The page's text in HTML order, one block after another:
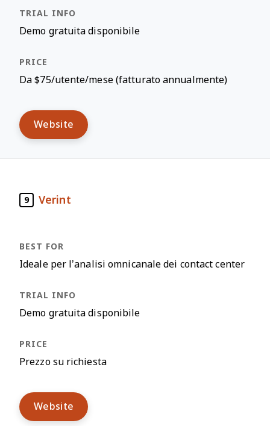
Demo gratuita disponibile
Da $75/utente/mese (fatturato annualmente)
Website
9 Verint
Ideale per l’analisi omnicanale dei contact center
Demo gratuita disponibile
Prezzo su richiesta
Website